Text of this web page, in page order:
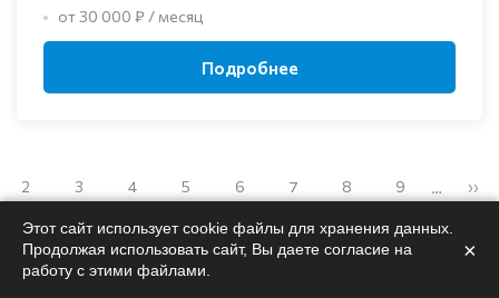
от 30 000 ₽ / месяц
Подробнее
2 3 4 5 6 7 8 9 … ››
Этот сайт использует cookie файлы для хранения данных.
Продолжая использовать сайт, Вы даете согласие на
работу с этими файлами.
×